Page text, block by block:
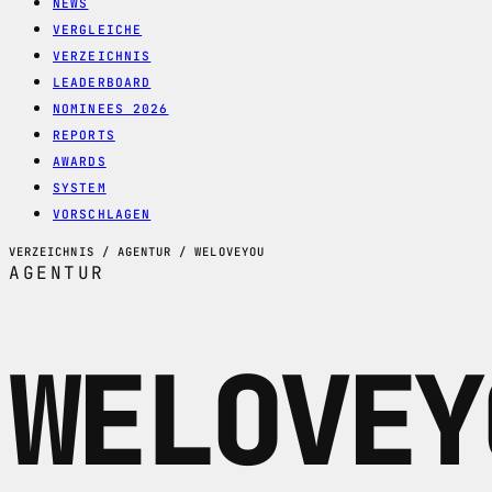
NEWS
VERGLEICHE
VERZEICHNIS
LEADERBOARD
NOMINEES 2026
REPORTS
AWARDS
SYSTEM
VORSCHLAGEN
VERZEICHNIS / AGENTUR / WELOVEYOU
AGENTUR